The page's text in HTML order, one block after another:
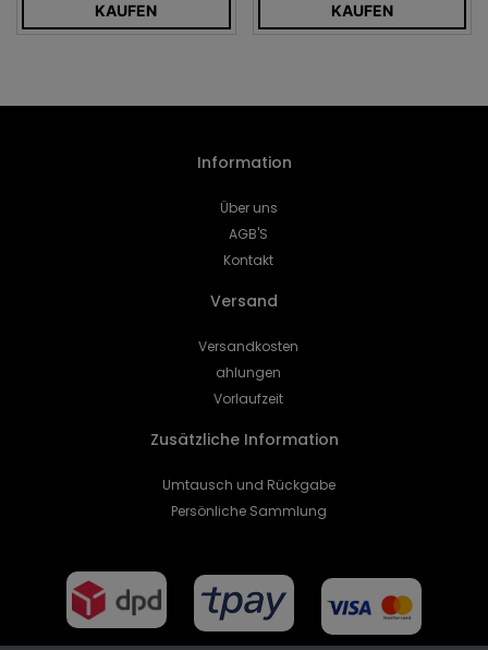
KAUFEN KAUFEN
Information
Über uns
AGB'S
Kontakt
Versand
Versandkosten
ahlungen
Vorlaufzeit
Zusätzliche Information
Umtausch und Rückgabe
Persönliche Sammlung